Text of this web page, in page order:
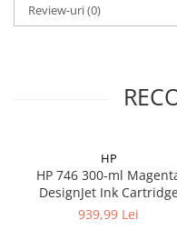
Review-uri(0)
HP
HP 746 300-ml
DesignJet Ink
939,99 Lei